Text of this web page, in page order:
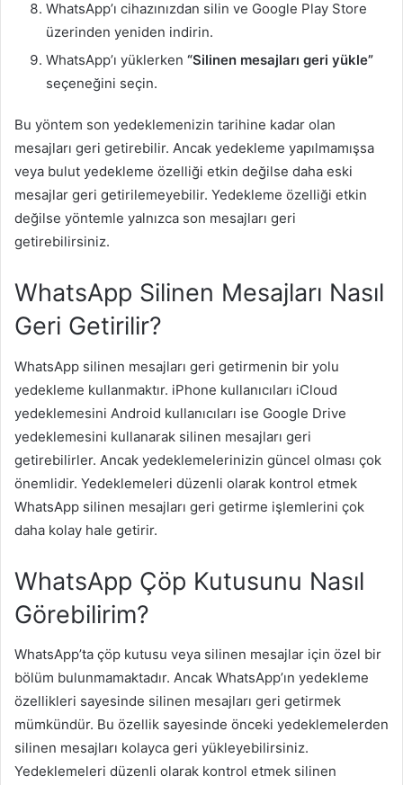
WhatsApp’ı cihazınızdan silin ve Google Play Store
üzerinden yeniden indirin.
WhatsApp’ı yüklerken “Silinen mesajları geri yükle”
seçeneğini seçin.
Bu yöntem son yedeklemenizin tarihine kadar olan
mesajları geri getirebilir. Ancak yedekleme yapılmamışsa
veya bulut yedekleme özelliği etkin değilse daha eski
mesajlar geri getirilemeyebilir. Yedekleme özelliği etkin
değilse yöntemle yalnızca son mesajları geri
getirebilirsiniz.
WhatsApp Silinen Mesajları Nasıl
Geri Getirilir?
WhatsApp silinen mesajları geri getirmenin bir yolu
yedekleme kullanmaktır. iPhone kullanıcıları iCloud
yedeklemesini Android kullanıcıları ise Google Drive
yedeklemesini kullanarak silinen mesajları geri
getirebilirler. Ancak yedeklemelerinizin güncel olması çok
önemlidir. Yedeklemeleri düzenli olarak kontrol etmek
WhatsApp silinen mesajları geri getirme işlemlerini çok
daha kolay hale getirir.
WhatsApp Çöp Kutusunu Nasıl
Görebilirim?
WhatsApp’ta çöp kutusu veya silinen mesajlar için özel bir
bölüm bulunmamaktadır. Ancak WhatsApp’ın yedekleme
özellikleri sayesinde silinen mesajları geri getirmek
mümkündür. Bu özellik sayesinde önceki yedeklemelerden
silinen mesajları kolayca geri yükleyebilirsiniz.
Yedeklemeleri düzenli olarak kontrol etmek silinen